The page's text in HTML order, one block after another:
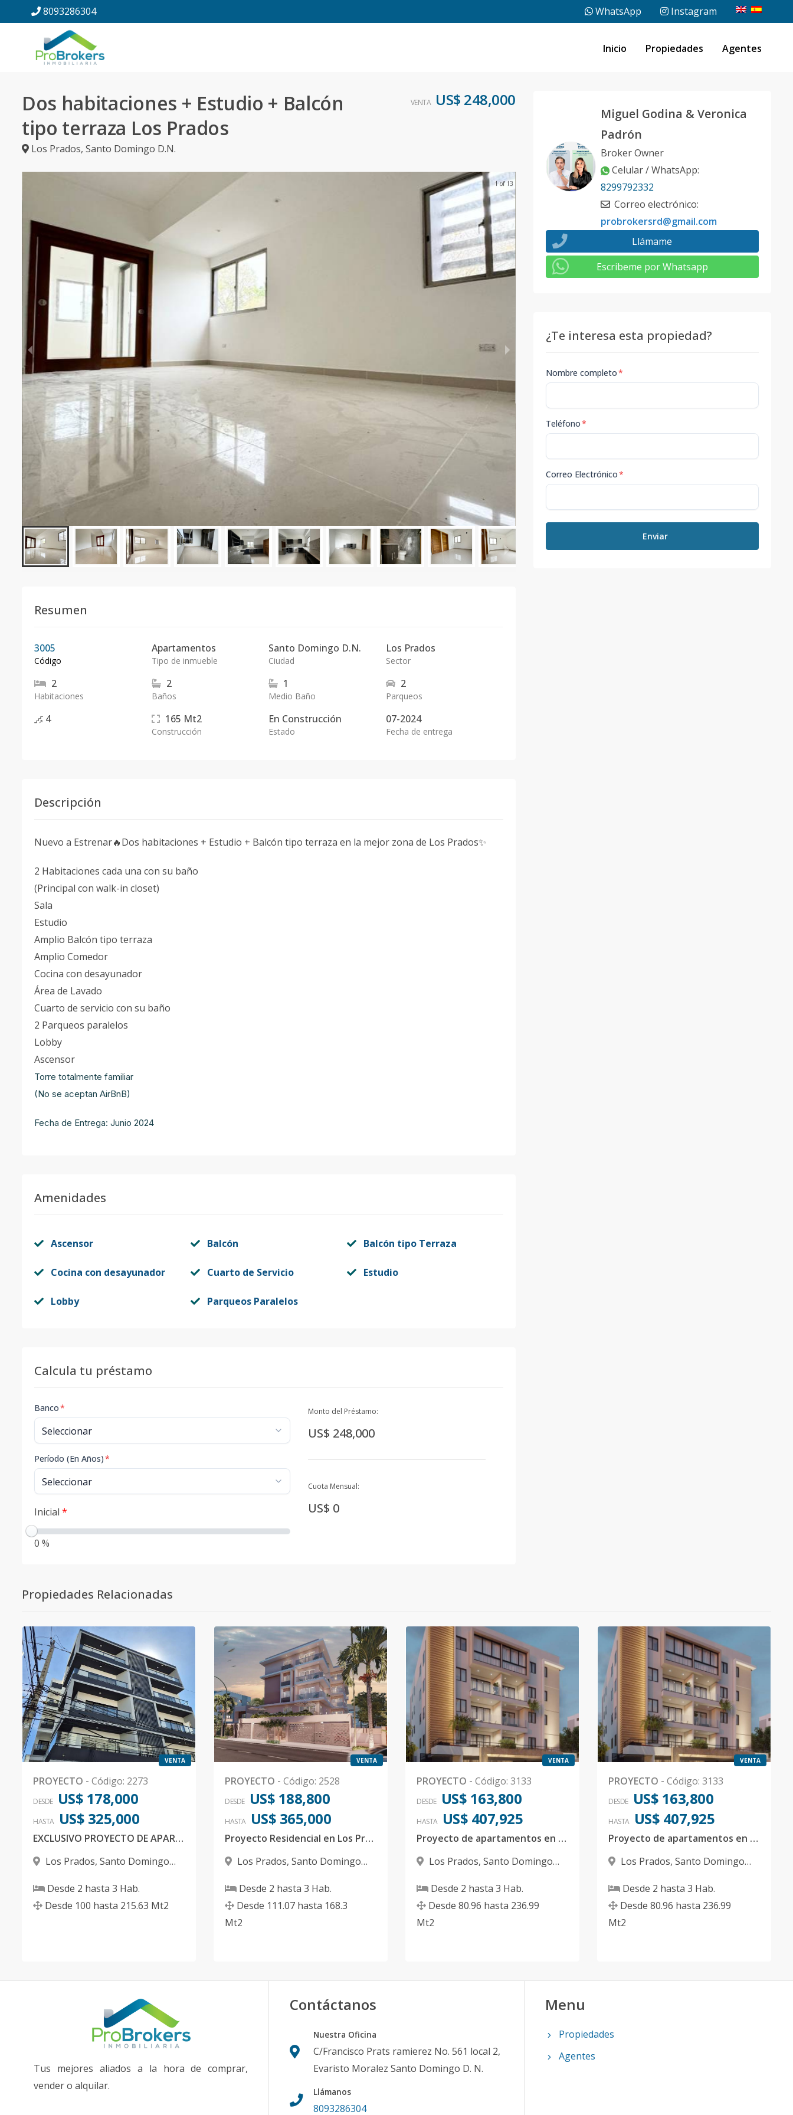
8093286304 WhatsApp Instagram
Inicio Propiedades Agentes
Dos habitaciones + Estudio + Balcón
tipo terraza Los Prados
Los Prados, Santo Domingo D.N.
VENTA US$ 248,000
1 of 13
Resumen
3005
Código
Apartamentos
Tipo de inmueble
Santo Domingo D.N.
Ciudad
Los Prados
Sector
2
Habitaciones
2
Baños
1
Medio Baño
2
Parqueos
4 165 Mt2
Construcción
En Construcción
Estado
07-2024
Fecha de entrega
Descripción
Nuevo a Estrenar🔥Dos habitaciones + Estudio + Balcón tipo terraza en la mejor zona de Los Prados✨
2 Habitaciones cada una con su baño
(Principal con walk-in closet)
Sala
Estudio
Amplio Balcón tipo terraza
Amplio Comedor
Cocina con desayunador
Área de Lavado
Cuarto de servicio con su baño
2 Parqueos paralelos
Lobby
Ascensor
Torre totalmente familiar
(No se aceptan AirBnB)
Fecha de Entrega: Junio 2024
Amenidades
Ascensor Balcón Balcón tipo Terraza
Cocina con desayunador Cuarto de Servicio Estudio
Lobby Parqueos Paralelos
Calcula tu préstamo
Banco*
Período (En Años)*
Inicial *
0 %
Monto del Préstamo:
US$ 248,000
Cuota Mensual:
US$ 0
Miguel Godina & Veronica
Padrón
Broker Owner
Celular / WhatsApp:
8299792332
Correo electrónico:
probrokersrd@gmail.com
Llámame
Escribeme por Whatsapp
¿Te interesa esta propiedad?
Nombre completo*
Teléfono*
Correo Electrónico*
Enviar
Propiedades Relacionadas
VENTA
PROYECTO - Código: 2273
DESDE US$ 178,000
HASTA US$ 325,000
EXCLUSIVO PROYECTO DE APARTAMENTOS EN EL SECTOR LOS PRADOS
Los Prados, Santo Domingo
Desde 2 hasta 3 Hab.
Desde 100 hasta 215.63 Mt2
VENTA
PROYECTO - Código: 2528
DESDE US$ 188,800
HASTA US$ 365,000
Proyecto Residencial en Los Prados
Los Prados, Santo Domingo
Desde 2 hasta 3 Hab.
Desde 111.07 hasta 168.3
Mt2
VENTA
PROYECTO - Código: 3133
DESDE US$ 163,800
HASTA US$ 407,925
Proyecto de apartamentos en Los Prados
Los Prados, Santo Domingo
Desde 2 hasta 3 Hab.
Desde 80.96 hasta 236.99
Mt2
VENTA
PROYECTO - Código: 3133
DESDE US$ 163,800
HASTA US$ 407,925
Proyecto de apartamentos en Los Prados
Los Prados, Santo Domingo
Desde 2 hasta 3 Hab.
Desde 80.96 hasta 236.99
Mt2
Tus mejores aliados a la hora de comprar,
vender o alquilar.
Contáctanos
Nuestra Oficina
C/Francisco Prats ramierez No. 561 local 2,
Evaristo Moralez Santo Domingo D. N.
Llámanos
8093286304
Menu
Propiedades
Agentes